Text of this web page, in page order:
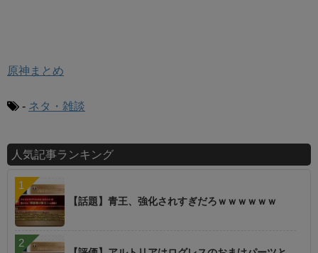
原神まとめ
- ネタ・雑談
人気記事ランキング
【話題】青王、強化されすぎだろｗｗｗｗｗｗ